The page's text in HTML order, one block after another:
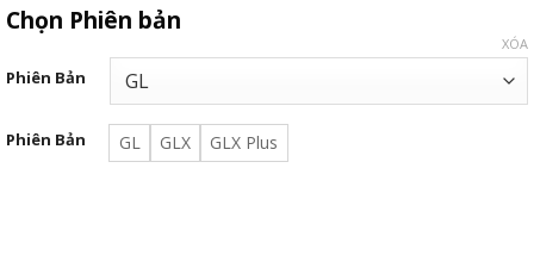
Chọn Phiên bản
Phiên Bản
Phiên Bản GL GLX GLX Plus
XÓA